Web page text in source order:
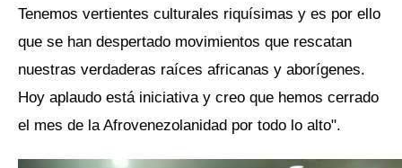
Tenemos vertientes culturales riquísimas y es por ello
que se han despertado movimientos que rescatan
nuestras verdaderas raíces africanas y aborígenes.
Hoy aplaudo está iniciativa y creo que hemos cerrado
el mes de la Afrovenezolanidad por todo lo alto".